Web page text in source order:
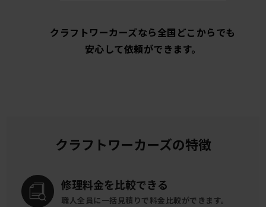
クラフトワーカーズなら全国どこからでも
安心して依頼ができます。
クラフトワーカーズの特徴
修理料金を比較できる
職人全員に一括見積りで料金比較ができます。